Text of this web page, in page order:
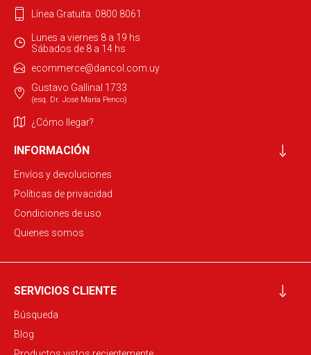
Línea Gratuita: 0800 8061
Lunes a viernes 8 a 19 hs
Sábados de 8 a 14 hs
ecommerce@dancol.com.uy
Gustavo Gallinal 1733
(esq. Dr. José María Penco)
¿Cómo llegar?
INFORMACIÓN
Envíos y devoluciones
Políticas de privacidad
Condiciones de uso
Quienes somos
SERVICIOS CLIENTE
Búsqueda
Blog